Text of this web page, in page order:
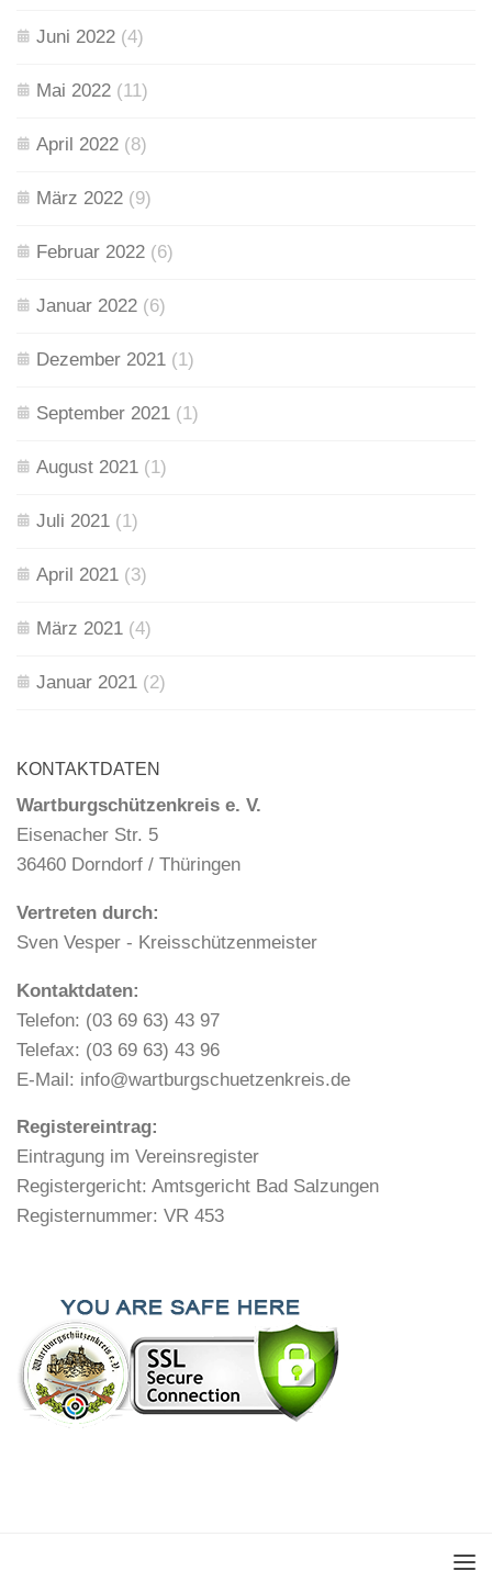
Juni 2022 (4)
Mai 2022 (11)
April 2022 (8)
März 2022 (9)
Februar 2022 (6)
Januar 2022 (6)
Dezember 2021 (1)
September 2021 (1)
August 2021 (1)
Juli 2021 (1)
April 2021 (3)
März 2021 (4)
Januar 2021 (2)
KONTAKTDATEN
Wartburgschützenkreis e. V.
Eisenacher Str. 5
36460 Dorndorf / Thüringen
Vertreten durch:
Sven Vesper - Kreisschützenmeister
Kontaktdaten:
Telefon: (03 69 63) 43 97
Telefax: (03 69 63) 43 96
E-Mail: info@wartburgschuetzenkreis.de
Registereintrag:
Eintragung im Vereinsregister
Registergericht: Amtsgericht Bad Salzungen
Registernummer: VR 453